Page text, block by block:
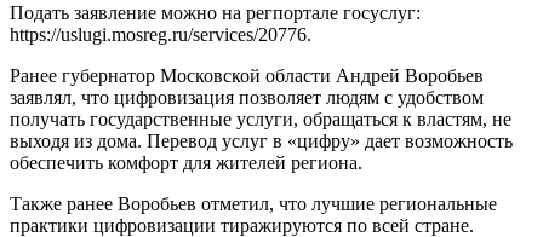
Подать заявление можно на регпортале госуслуг:
https://uslugi.mosreg.ru/services/20776.
Ранее губернатор Московской области Андрей Воробьев
заявлял, что цифровизация позволяет людям с удобством
получать государственные услуги, обращаться к властям, не
выходя из дома. Перевод услуг в «цифру» дает возможность
обеспечить комфорт для жителей региона.
Также ранее Воробьев отметил, что лучшие региональные
практики цифровизации тиражируются по всей стране.